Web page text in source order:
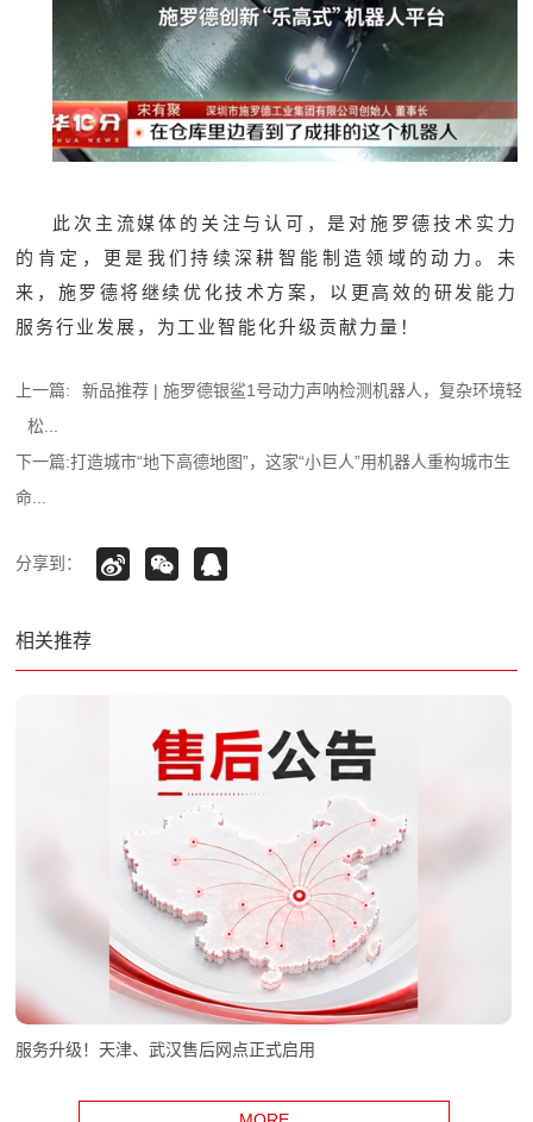
此次主流媒体的关注与认可，是对施罗德技术实力
的肯定，更是我们持续深耕智能制造领域的动力。未
来，施罗德将继续优化技术方案，以更高效的研发能力
服务行业发展，为工业智能化升级贡献力量！
上一篇:
新品推荐 | 施罗德银鲨1号动力声呐检测机器人，复杂环境轻
松...
下一篇:打造城市“地下高德地图”，这家“小巨人”用机器人重构城市生
命...
分享到：
相关推荐
服务升级！天津、武汉售后网点正式启用